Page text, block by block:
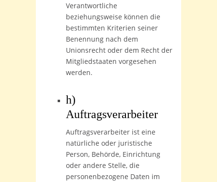
Verantwortliche
beziehungsweise können die
bestimmten Kriterien seiner
Benennung nach dem
Unionsrecht oder dem Recht der
Mitgliedstaaten vorgesehen
werden.
h)
Auftragsverarbeiter
Auftragsverarbeiter ist eine
natürliche oder juristische
Person, Behörde, Einrichtung
oder andere Stelle, die
personenbezogene Daten im